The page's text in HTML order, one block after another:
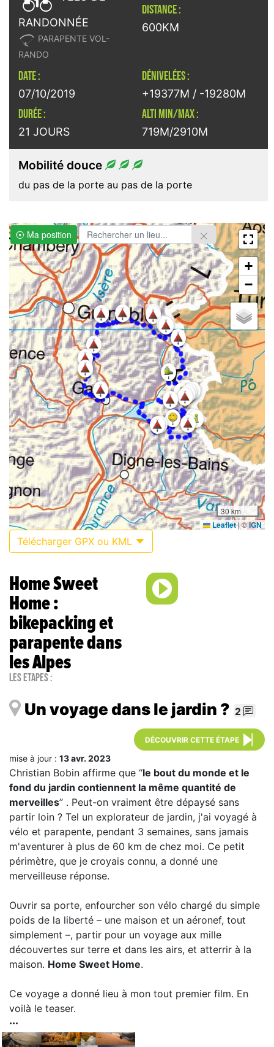
RANDONNÉE
 PARAPENTE VOL-
RANDO
DISTANCE :
600KM
DATE :
07/10/2019
DURÉE :
21 JOURS
DÉNIVELÉES :
+19377M / -19280M
ALTI MIN/MAX :
719M/2910M
Mobilité douce
du pas de la porte au pas de la porte
Ma position
+
−
30 km
Leaflet|©IGN
Télécharger GPX ou KML
Home Sweet
Home :
bikepacking et
parapente dans
les Alpes
Les étapes :
Un voyage dans le jardin ? 2
DÉCOUVRIR CETTE ÉTAPE
mise à jour : 13 avr. 2023
Christian Bobin affirme que “le bout du monde et le
fond du jardin contiennent la même quantité de
merveilles” . Peut-on vraiment être dépaysé sans
partir loin ? Tel un explorateur de jardin, j'ai voyagé à
vélo et parapente, pendant 3 semaines, sans jamais
m'aventurer à plus de 60 km de chez moi. Ce petit
périmètre, que je croyais connu, a donné une
merveilleuse réponse.
Ouvrir sa porte, enfourcher son vélo chargé du simple
poids de la liberté – une maison et un aéronef, tout
simplement –, partir pour un voyage aux mille
découvertes sur terre et dans les airs, et atterrir à la
maison. Home Sweet Home.
Ce voyage a donné lieu à mon tout premier film. En
voilà le teaser.